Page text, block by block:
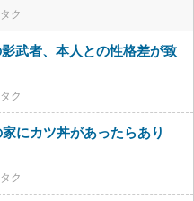
ク
影武者、本人との性格差が致
ク
家にカツ丼があったらあり
ク